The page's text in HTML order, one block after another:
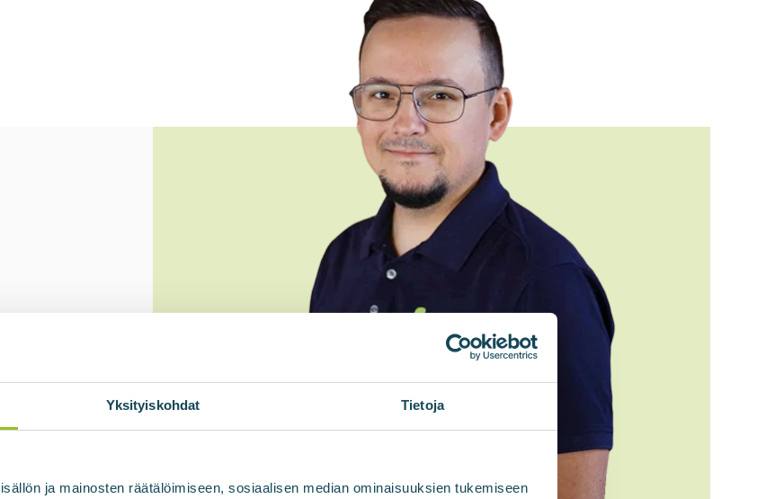
Yksityiskohdat Tietoja
ja mainosten räätälöimiseen, sosiaalisen median ominaisuuksien tukemiseen